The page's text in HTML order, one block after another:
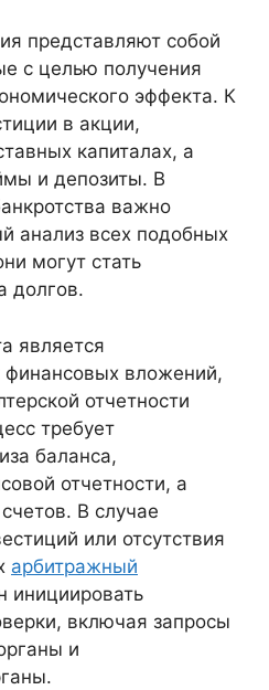
представляют собой
с целью получения
эффекта. К
в акции,
капиталах, а
и депозиты. В
важно
анализ всех подобных
могут стать
долгов.
является
финансовых вложений,
отчетности
требует
баланса,
отчетности, а
В случае
или отсутствия
арбитражный
инициировать
включая запросы
и